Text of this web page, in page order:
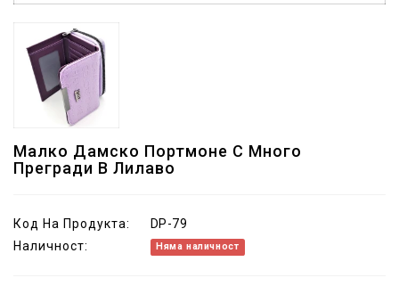
Малко Дамско Портмоне С Много
Прегради В Лилаво
Код На Продукта:
DP-79
Наличност:
Няма наличност